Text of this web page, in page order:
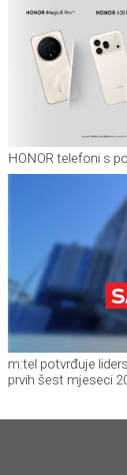
HONOR telefoni s
m:tel potvrđuje
prvih šest mjeseci